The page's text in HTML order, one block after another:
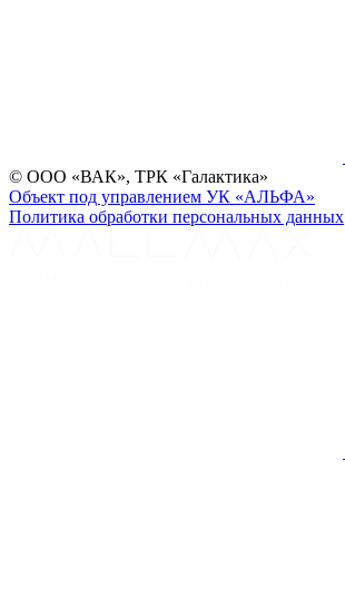
© ООО «ВАК», ТРК «Галактика»
Объект под управлением УК «АЛЬФА»
Политика обработки персональных данных